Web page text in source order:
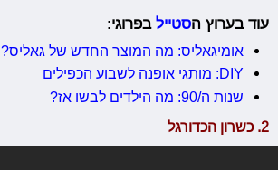
עוד בערוץ הסטייל בפרוגי:
אומיגאליס: מה המוצר החדש של גאליס?
DIY: מותגי אופנה לשבוע הכפילים
שנות ה/90: מה הילדים לבשו אז?
2. כשרון הכדורגל